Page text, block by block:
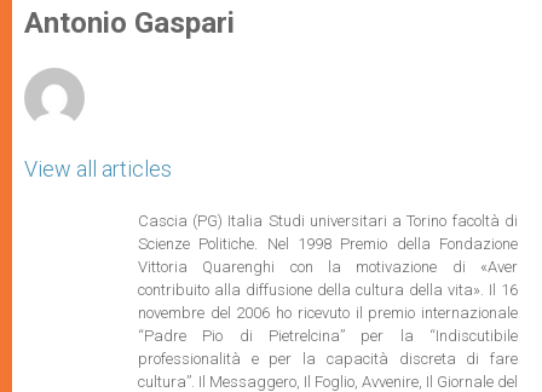
p
p
g
e
o
k
r
Antonio Gaspari
View all articles
Cascia (PG) Italia Studi universitari a Torino facoltà di
Scienze Politiche. Nel 1998 Premio della Fondazione
Vittoria Quarenghi con la motivazione di «Aver
contribuito alla diffusione della cultura della vita». Il 16
novembre del 2006 ho ricevuto il premio internazionale
“Padre Pio di Pietrelcina” per la “Indiscutibile
professionalità e per la capacità discreta di fare
cultura”. Il Messaggero, Il Foglio, Avvenire, Il Giornale del